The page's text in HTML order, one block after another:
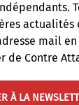
actualités
mail
de Contre
À LA